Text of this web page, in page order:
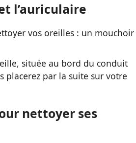
l’auriculaire
vos oreilles : un mouchoir
située au bord du conduit
placerez par la suite sur votre
nettoyer ses